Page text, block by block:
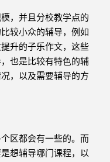
，并且分校教学点的
较小众的辅导，例如
升的子乐作文，这些
也是比较有特色的辅
，以及需要辅导的方
区都会有一些的。而
想辅导哪门课程，以